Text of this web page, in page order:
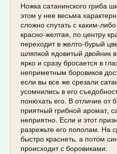
Ножка сатанинского гриба
этом у нее весьма
сложно спутать с каким-
красно-желтая, по центру
переходит в желто-бурый
шляпкой ядовитый двойник
ярко и сразу бросается в
неприметным боровиков
если вы все же срезали
усомнились в его
понюхать его. В отличие от
приятный грибной аромат,
неприятно. Если и этот
разрежьте его пополам. На
быстро краснеть, а потом
происходит с боровиками.